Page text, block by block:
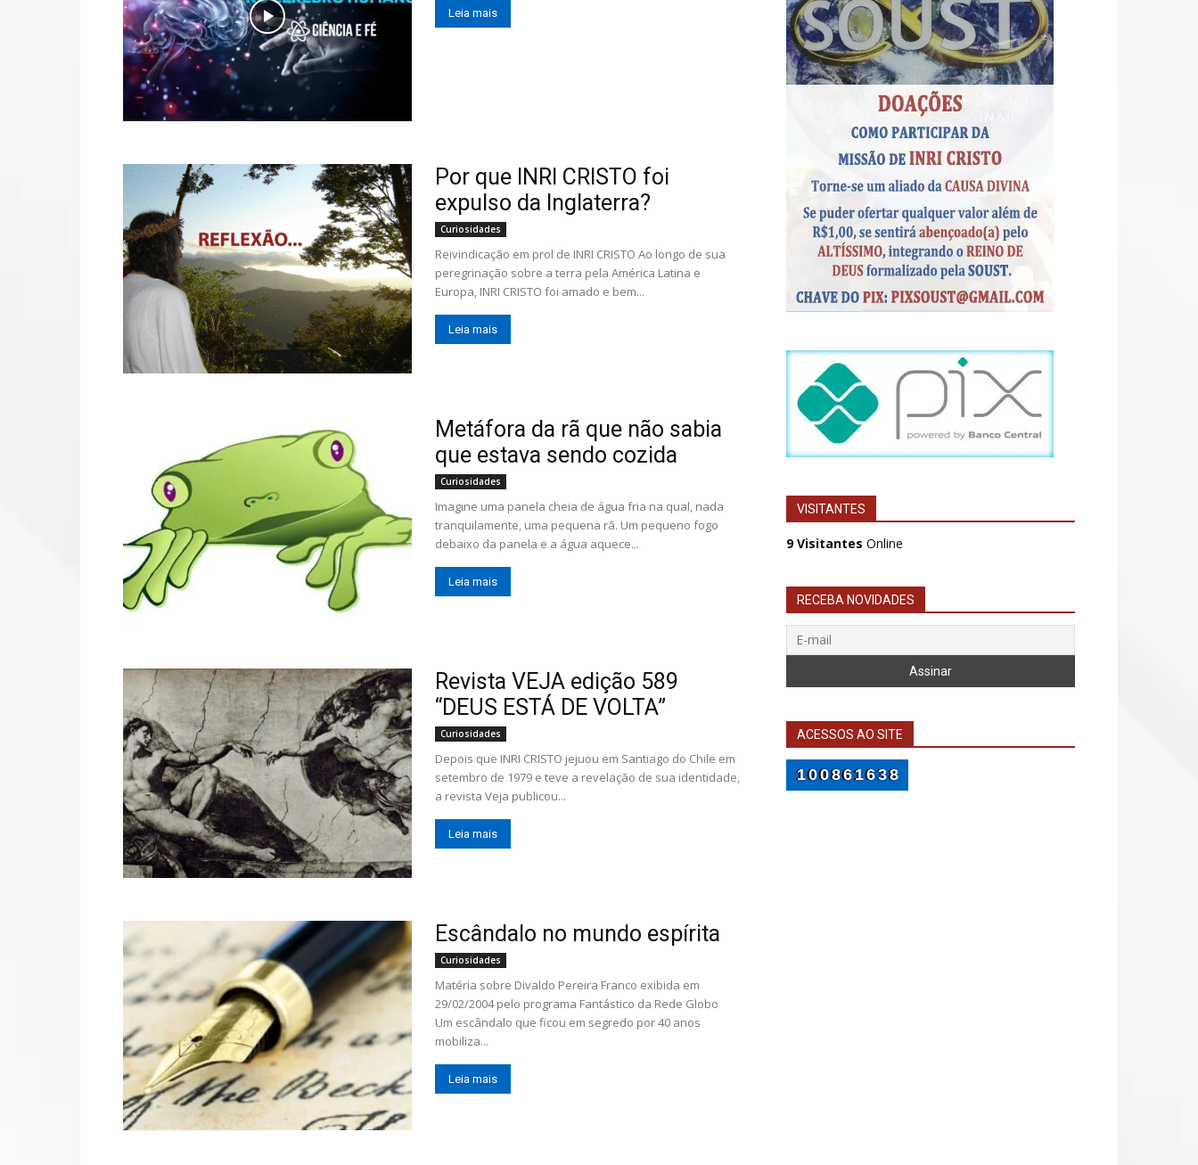
Leia mais
Por que INRI CRISTO foi
expulso da Inglaterra?
Curiosidades
Reivindicação em prol de INRI CRISTO Ao longo de sua
peregrinação sobre a terra pela América Latina e
Europa, INRI CRISTO foi amado e bem...
Leia mais
Metáfora da rã que não sabia
que estava sendo cozida
Curiosidades
Imagine uma panela cheia de água fria na qual, nada
tranquilamente, uma pequena rã. Um pequeno fogo
debaixo da panela e a água aquece...
Leia mais
Revista VEJA edição 589
“DEUS ESTÁ DE VOLTA”
Curiosidades
Depois que INRI CRISTO jejuou em Santiago do Chile em
setembro de 1979 e teve a revelação de sua identidade,
a revista Veja publicou...
Leia mais
Escândalo no mundo espírita
Curiosidades
Matéria sobre Divaldo Pereira Franco exibida em
29/02/2004 pelo programa Fantástico da Rede Globo
Um escândalo que ficou em segredo por 40 anos
mobiliza...
Leia mais
VISITANTES
9 Visitantes Online
RECEBA NOVIDADES
ACESSOS AO SITE
100861638